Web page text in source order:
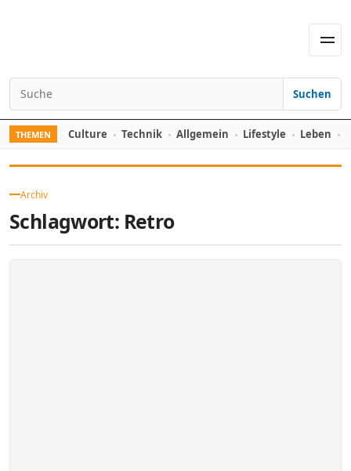
Search for:
Suchen
THEMEN Culture Technik Allgemein Lifestyle Leben
Archiv
Schlagwort: Retro